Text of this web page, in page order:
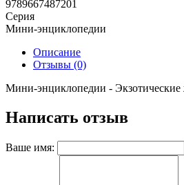
9789667487201
Серия
Мини-энциклопедии
Описание
Отзывы (0)
Мини-энциклопедии -
Написать отзыв
Ваше имя: